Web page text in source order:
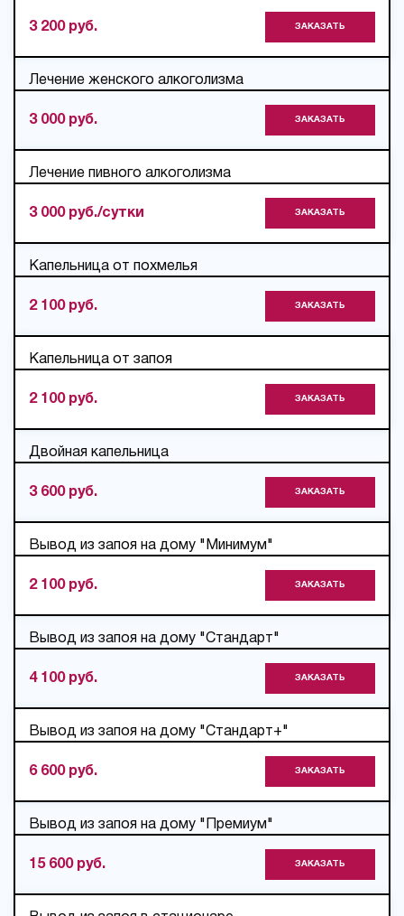
3 200 руб. ЗАКАЗАТЬ
Лечение женского алкоголизма
3 000 руб. ЗАКАЗАТЬ
Лечение пивного алкоголизма
3 000 руб./сутки ЗАКАЗАТЬ
Капельница от похмелья
2 100 руб. ЗАКАЗАТЬ
Капельница от запоя
2 100 руб. ЗАКАЗАТЬ
Двойная капельница
3 600 руб. ЗАКАЗАТЬ
Вывод из запоя на дому "Минимум"
2 100 руб. ЗАКАЗАТЬ
Вывод из запоя на дому "Стандарт"
4 100 руб. ЗАКАЗАТЬ
Вывод из запоя на дому "Стандарт+"
6 600 руб. ЗАКАЗАТЬ
Вывод из запоя на дому "Премиум"
15 600 руб. ЗАКАЗАТЬ